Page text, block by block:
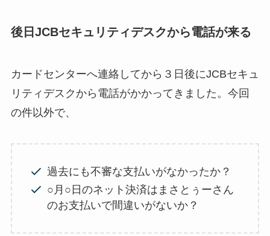
後日JCBセキュリティデスクから電話が来る
カードセンターへ連絡してから３日後にJCBセキュ
リティデスクから電話がかかってきました。今回
の件以外で、
過去にも不審な支払いがなかったか？
○月○日のネット決済はまさとぅーさん
のお支払いで間違いがないか？